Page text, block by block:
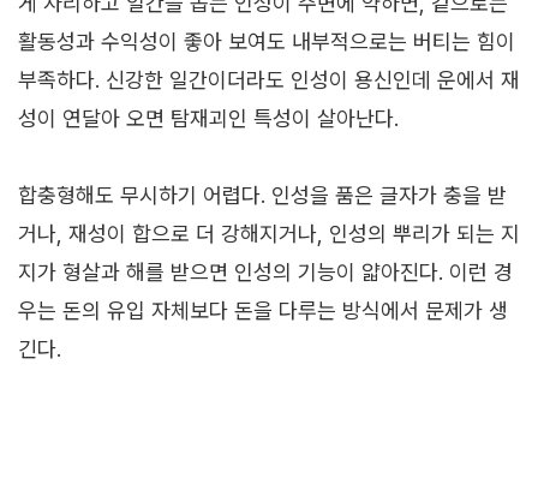
활동성과 수익성이 좋아 보여도 내부적으로는 버티는 힘이
부족하다. 신강한 일간이더라도 인성이 용신인데 운에서 재
성이 연달아 오면 탐재괴인 특성이 살아난다.
합충형해도 무시하기 어렵다. 인성을 품은 글자가 충을 받
거나, 재성이 합으로 더 강해지거나, 인성의 뿌리가 되는 지
지가 형살과 해를 받으면 인성의 기능이 얇아진다. 이런 경
우는 돈의 유입 자체보다 돈을 다루는 방식에서 문제가 생
긴다.